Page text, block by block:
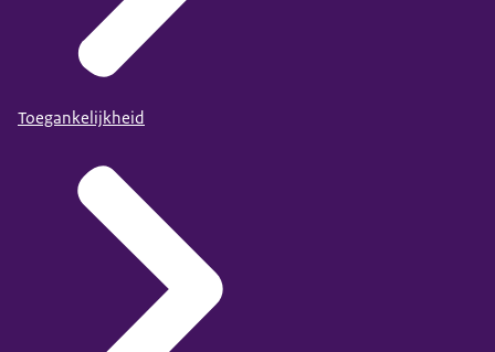
Toegankelijkheid